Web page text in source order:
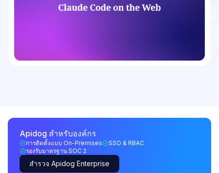
Apidog สำหรับองค์กร
การติดตั้งแบบ On-Premises
SSO & RBAC
รองรับมาตรฐาน SOC 2
สำรวจ Apidog Enterprise